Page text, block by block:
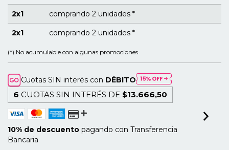
2x1 comprando 2 unidades *
2x1 comprando 2 unidades *
(*) No acumulable con algunas promociones
Cuotas SIN interés con DÉBITO
6 CUOTAS SIN INTERÉS DE $13.666,50
10% de descuento pagando con Transferencia
Bancaria